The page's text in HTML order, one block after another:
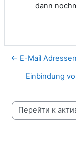
dann
← E-Mail Adressen
Einbindung
Перейти к